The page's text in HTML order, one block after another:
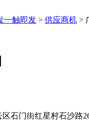
一触即发 > 供应商机 >
石门街红星村石沙路